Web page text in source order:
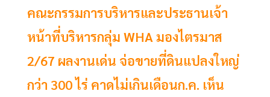
คณะกรรมการบริหารและประธานเจ้า
หน้าที่บริหารกลุ่ม WHA มองไตรมาส
2/67 ผลงานเด่น จ่อขายที่ดินแปลงใหญ่
กว่า 300 ไร่ คาดไม่เกินเดือนก.ค. เห็น